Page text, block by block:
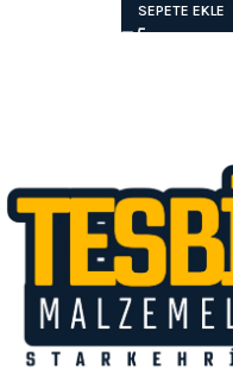
SEPETE EKLE